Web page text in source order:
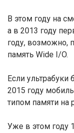
В этом году на
а в 2013 году
году, возможно,
память Wide I/O.
Если ультрабуки
2015 году
типом памяти на
Уже в этом году